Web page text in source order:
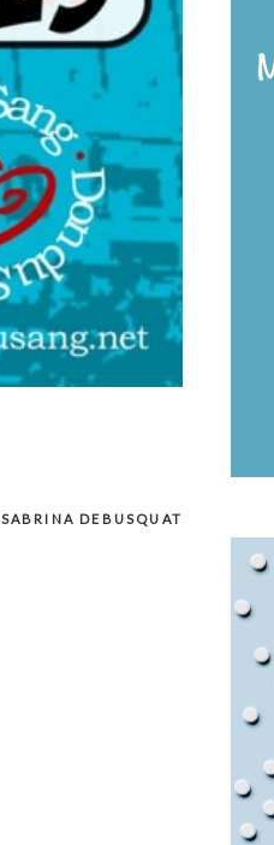
SABRINA DEBUSQUAT